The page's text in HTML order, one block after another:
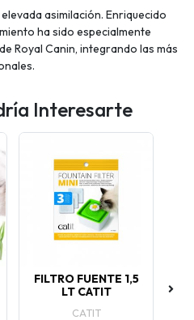
asimilación. Enriquecido
ha sido especialmente
Royal Canin, integrando las más
Interesarte
FILTRO FUENTE 1,5
LT CATIT
CATIT